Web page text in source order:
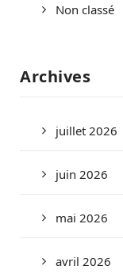
Non classé
Archives
juillet 2026
juin 2026
mai 2026
avril 2026